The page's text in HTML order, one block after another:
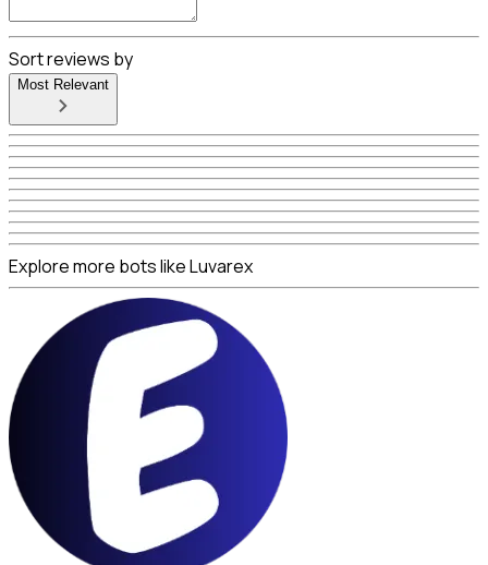
Sort reviews by
Most Relevant
Explore more bots like Luvarex